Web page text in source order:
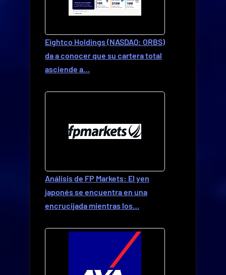
Eightco Holdings (NASDAQ: ORBS)
da a conocer que su cartera total
asciende a…
Análisis de FP Markets: El yen
japonés se encuentra en una
encrucijada mientras los…